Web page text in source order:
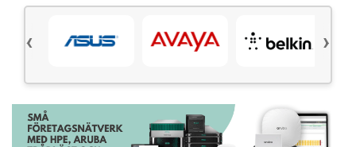
Olika produkter
Kontorsmaterial
‹ ›